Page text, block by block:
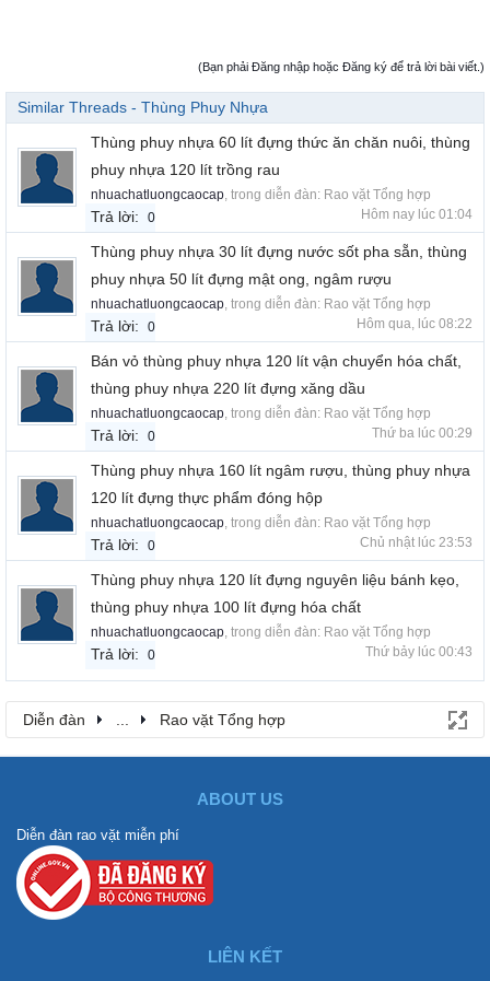
(Bạn phải Đăng nhập hoặc Đăng ký để trả lời bài viết.)
Similar Threads - Thùng Phuy Nhựa
Thùng phuy nhựa 60 lít đựng thức ăn chăn nuôi, thùng
phuy nhựa 120 lít trồng rau
nhuachatluongcaocap , trong diễn đàn: Rao vặt Tổng hợp
Trả lời: 0 Hôm nay lúc 01:04
Thùng phuy nhựa 30 lít đựng nước sốt pha sẵn, thùng
phuy nhựa 50 lít đựng mật ong, ngâm rượu
nhuachatluongcaocap , trong diễn đàn: Rao vặt Tổng hợp
Trả lời: 0 Hôm qua, lúc 08:22
Bán vỏ thùng phuy nhựa 120 lít vận chuyển hóa chất,
thùng phuy nhựa 220 lít đựng xăng dầu
nhuachatluongcaocap , trong diễn đàn: Rao vặt Tổng hợp
Trả lời: 0 Thứ ba lúc 00:29
Thùng phuy nhựa 160 lít ngâm rượu, thùng phuy nhựa
120 lít đựng thực phẩm đóng hộp
nhuachatluongcaocap , trong diễn đàn: Rao vặt Tổng hợp
Trả lời: 0 Chủ nhật lúc 23:53
Thùng phuy nhựa 120 lít đựng nguyên liệu bánh kẹo,
thùng phuy nhựa 100 lít đựng hóa chất
nhuachatluongcaocap , trong diễn đàn: Rao vặt Tổng hợp
Trả lời: 0 Thứ bảy lúc 00:43
Diễn đàn Rao vặt Tổng hợp
ABOUT US
Diễn đàn rao vặt miễn phí
LIÊN KẾT